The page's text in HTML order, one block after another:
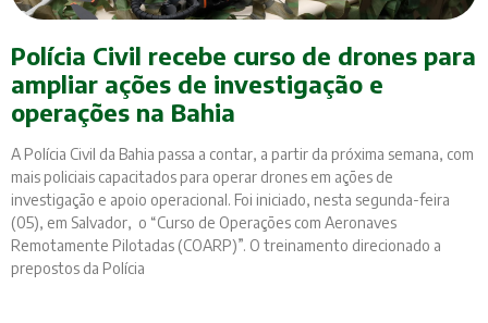
Polícia Civil recebe curso de drones para
ampliar ações de investigação e
operações na Bahia
A Polícia Civil da Bahia passa a contar, a partir da próxima semana, com
mais policiais capacitados para operar drones em ações de
investigação e apoio operacional. Foi iniciado, nesta segunda-feira
(05), em Salvador, o “Curso de Operações com Aeronaves
Remotamente Pilotadas (COARP)”. O treinamento direcionado a
prepostos da Polícia